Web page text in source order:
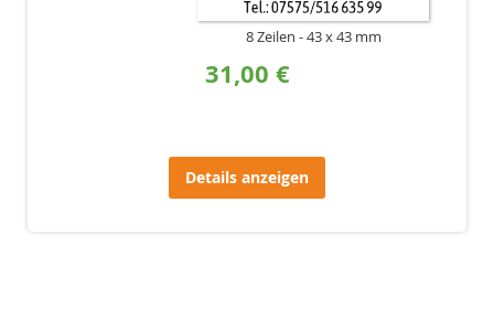
8 Zeilen 43 x 43 mm
31,00 €
Details anzeigen